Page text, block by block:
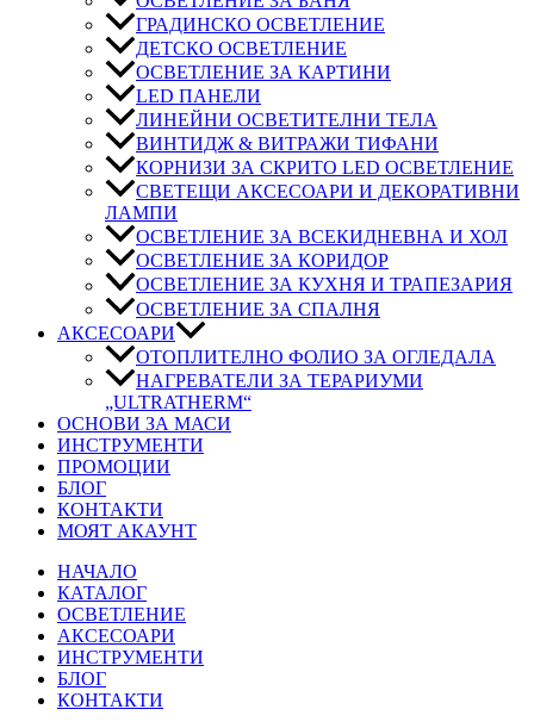
ГРАДИНСКО ОСВЕТЛЕНИЕ
ДЕТСКО ОСВЕТЛЕНИЕ
ОСВЕТЛЕНИЕ ЗА КАРТИНИ
LED ПАНЕЛИ
ЛИНЕЙНИ ОСВЕТИТЕЛНИ ТЕЛА
ВИНТИДЖ & ВИТРАЖИ ТИФАНИ
КОРНИЗИ ЗА СКРИТО LED ОСВЕТЛЕНИЕ
СВЕТЕЩИ АКСЕСОАРИ И ДЕКОРАТИВНИ
ЛАМПИ
ОСВЕТЛЕНИЕ ЗА ВСЕКИДНЕВНА И ХОЛ
ОСВЕТЛЕНИЕ ЗА КОРИДОР
ОСВЕТЛЕНИЕ ЗА КУХНЯ И ТРАПЕЗАРИЯ
ОСВЕТЛЕНИЕ ЗА СПАЛНЯ
АКСЕСОАРИ
ОТОПЛИТЕЛНО ФОЛИО ЗА ОГЛЕДАЛА
НАГРЕВАТЕЛИ ЗА ТЕРАРИУМИ
„ULTRATHERM“
ОСНОВИ ЗА МАСИ
ИНСТРУМЕНТИ
ПРОМОЦИИ
БЛОГ
КОНТАКТИ
МОЯТ АКАУНТ
НАЧАЛО
КАТАЛОГ
ОСВЕТЛЕНИЕ
АКСЕСОАРИ
ИНСТРУМЕНТИ
БЛОГ
КОНТАКТИ